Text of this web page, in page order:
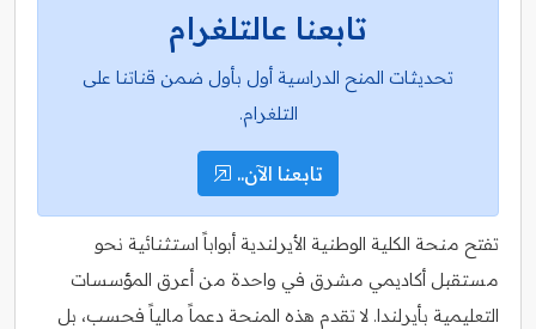
تابعنا عالتلغرام
تحديثات المنح الدراسية أول بأول ضمن قناتنا على
التلغرام.
تابعنا الآن..
تفتح منحة الكلية الوطنية الأيرلندية أبواباً استثنائية نحو
مستقبل أكاديمي مشرق في واحدة من أعرق المؤسسات
التعليمية بأيرلندا. لا تقدم هذه المنحة دعماً مالياً فحسب، بل